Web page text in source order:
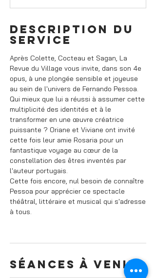
Description du
service
Après Colette, Cocteau et Sagan, La
Revue du Village vous invite, dans son 4e
opus, à une plongée sensible et joyeuse
au sein de l'univers de Fernando Pessoa.
Qui mieux que lui a réussi à assumer cette
multiplicité des identités et à le
transformer en une œuvre créatrice
puissante ? Oriane et Viviane ont invité
cette fois leur amie Rosaria pour un
fantastique voyage au cœur de la
constellation des êtres inventés par
l'auteur portugais.
Cette fois encore, nul besoin de connaître
Pessoa pour apprécier ce spectacle
théâtral, littéraire et musical qui s'adresse
à tous.
Séances à venir